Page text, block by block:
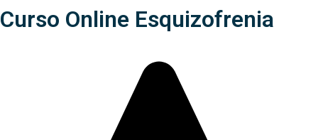
Curso Online Esquizofrenia